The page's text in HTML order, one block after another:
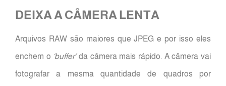
DEIXA A CÂMERA LENTA
Arquivos RAW são maiores que JPEG e por isso eles
enchem o ‘buffer’da câmera mais rápido. A câmera vai
fotografar a mesma quantidade de quadros por